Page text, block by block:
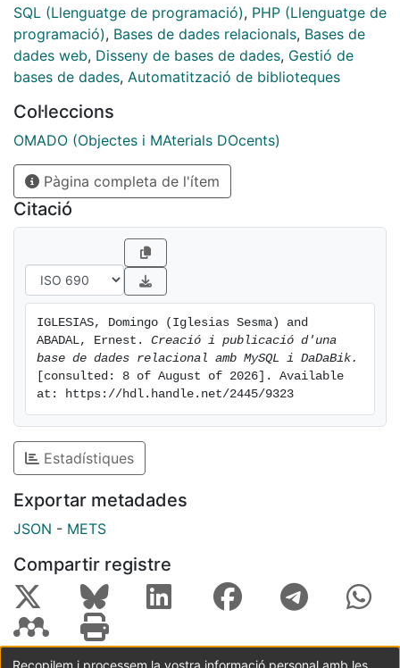
S'utilitza MySQL com gestor de base de dades
relacional (SGBD), phpMyAdmin com eina
d'administració de la base de dades i DaDaBIK com
assistent per la creació d'una interfície de cerca.
de la asignatura Administración de Bases de Datos de
la licenciatura en Documentación.
Se presentan los programas necesarios para cubrir el
ciclo de creación y publicación de una base de datos
relacional en el web y propone un procedimiento para
conseguirlo.
Se utiliza MySQL como gestor de base de datos
relacional (SGBD), phpMyAdmin como herramienta de
administración de la base de datos y DaDaBIK como
asistente para crear una interficie de consulta.
SQL (Llenguatge de programació), PHP (Llenguatge de
programació), Bases de dades relacionals, Bases de
dades web, Disseny de bases de dades, Gestió de
bases de dades, Automatització de biblioteques
Col·leccions
OMADO (Objectes i MAterials DOcents)
Pàgina completa de l'ítem
Citació
IGLESIAS, Domingo (Iglesias Sesma) and
ABADAL, Ernest. Creació i publicació d'una
base de dades relacional amb MySQL i DaDaBik.
[consulted: 8 of August of 2026]. Available
at: https://hdl.handle.net/2445/9323
Estadístiques
Exportar metadades
JSON - METS
Compartir registre
Recopilem i processem la vostra informació personal amb les